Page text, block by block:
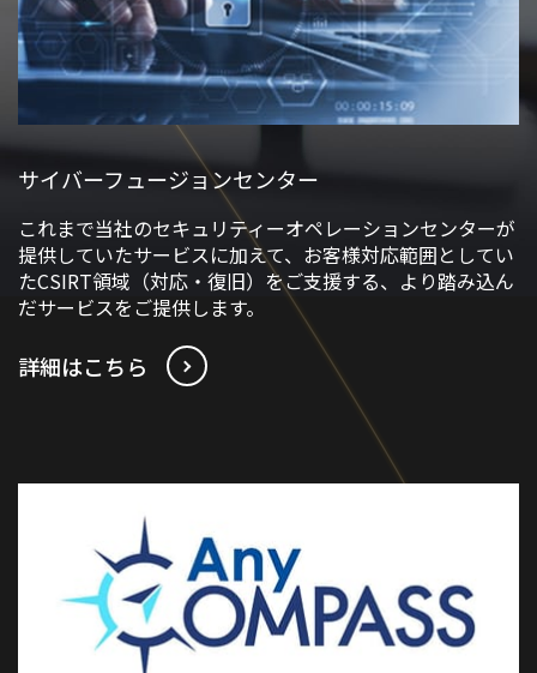
サイバーフュージョンセンター
これまで当社のセキュリティーオペレーションセンターが
提供していたサービスに加えて、お客様対応範囲としてい
たCSIRT領域（対応・復旧）をご支援する、より踏み込ん
だサービスをご提供します。
詳細はこちら